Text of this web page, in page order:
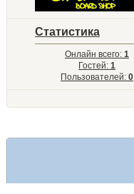
Статистика
Онлайн всего: 1
Гостей: 1
Пользователей: 0